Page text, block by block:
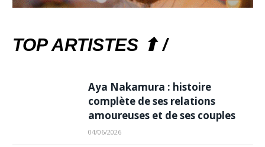
TOP ARTISTES ⬆ /
Aya Nakamura : histoire
complète de ses relations
amoureuses et de ses couples
04/06/2026